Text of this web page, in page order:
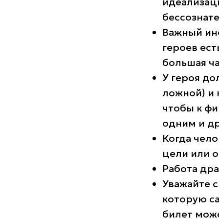
Важный
героев
большая
У героя
ложной) и
чтобы к
одним и
Когда
цели или
Работа
Уважайте
которую
билет